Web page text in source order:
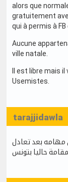
alors que
gratuitement
qui à permis à
Aucune
ville natale.
Il est libre mais il
Usemistes.
tarajjidawla
مهامه بعد تعادل
حاليا بتونس